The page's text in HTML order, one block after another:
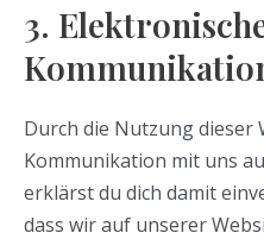
3.
Durch die Nutzung dieser
Kommunikation mit uns
erklärst du dich damit
dass wir auf unserer